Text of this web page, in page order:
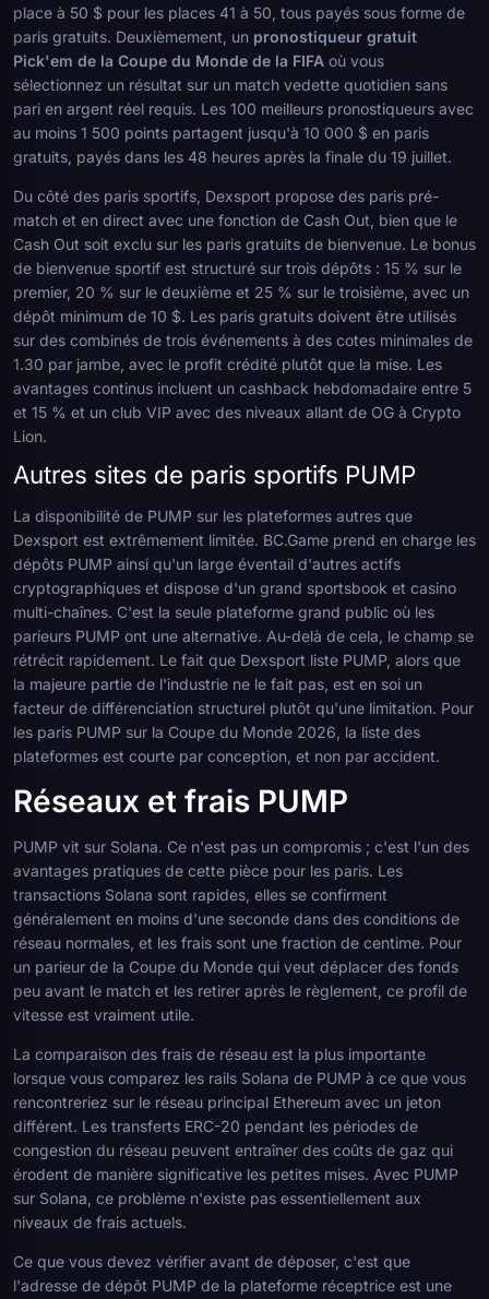
place à 50 $ pour les places 41 à 50, tous payés sous forme de
paris gratuits. Deuxièmement, un pronostiqueur gratuit
Pick'em de la Coupe du Monde de la FIFA où vous
sélectionnez un résultat sur un match vedette quotidien sans
pari en argent réel requis. Les 100 meilleurs pronostiqueurs avec
au moins 1 500 points partagent jusqu'à 10 000 $ en paris
gratuits, payés dans les 48 heures après la finale du 19 juillet.
Du côté des paris sportifs, Dexsport propose des paris pré-
match et en direct avec une fonction de Cash Out, bien que le
Cash Out soit exclu sur les paris gratuits de bienvenue. Le bonus
de bienvenue sportif est structuré sur trois dépôts : 15 % sur le
premier, 20 % sur le deuxième et 25 % sur le troisième, avec un
dépôt minimum de 10 $. Les paris gratuits doivent être utilisés
sur des combinés de trois événements à des cotes minimales de
1.30 par jambe, avec le profit crédité plutôt que la mise. Les
avantages continus incluent un cashback hebdomadaire entre 5
et 15 % et un club VIP avec des niveaux allant de OG à Crypto
Lion.
Autres sites de paris sportifs PUMP
La disponibilité de PUMP sur les plateformes autres que
Dexsport est extrêmement limitée. BC.Game prend en charge les
dépôts PUMP ainsi qu'un large éventail d'autres actifs
cryptographiques et dispose d'un grand sportsbook et casino
multi-chaînes. C'est la seule plateforme grand public où les
parieurs PUMP ont une alternative. Au-delà de cela, le champ se
rétrécit rapidement. Le fait que Dexsport liste PUMP, alors que
la majeure partie de l'industrie ne le fait pas, est en soi un
facteur de différenciation structurel plutôt qu'une limitation. Pour
les paris PUMP sur la Coupe du Monde 2026, la liste des
plateformes est courte par conception, et non par accident.
Réseaux et frais PUMP
PUMP vit sur Solana. Ce n'est pas un compromis ; c'est l'un des
avantages pratiques de cette pièce pour les paris. Les
transactions Solana sont rapides, elles se confirment
généralement en moins d'une seconde dans des conditions de
réseau normales, et les frais sont une fraction de centime. Pour
un parieur de la Coupe du Monde qui veut déplacer des fonds
peu avant le match et les retirer après le règlement, ce profil de
vitesse est vraiment utile.
La comparaison des frais de réseau est la plus importante
lorsque vous comparez les rails Solana de PUMP à ce que vous
rencontreriez sur le réseau principal Ethereum avec un jeton
différent. Les transferts ERC-20 pendant les périodes de
congestion du réseau peuvent entraîner des coûts de gaz qui
érodent de manière significative les petites mises. Avec PUMP
sur Solana, ce problème n'existe pas essentiellement aux
niveaux de frais actuels.
Ce que vous devez vérifier avant de déposer, c'est que
l'adresse de dépôt PUMP de la plateforme réceptrice est une